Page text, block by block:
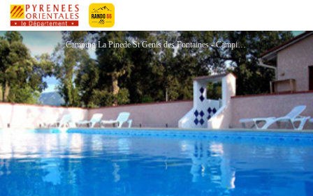
Pyrénées-Orientales Le Département
CAMPING FAGAMIS L'OASIS
Camping La Pinede St Genis des Fontaines - Camping La Pinede St Genis des Fontaines